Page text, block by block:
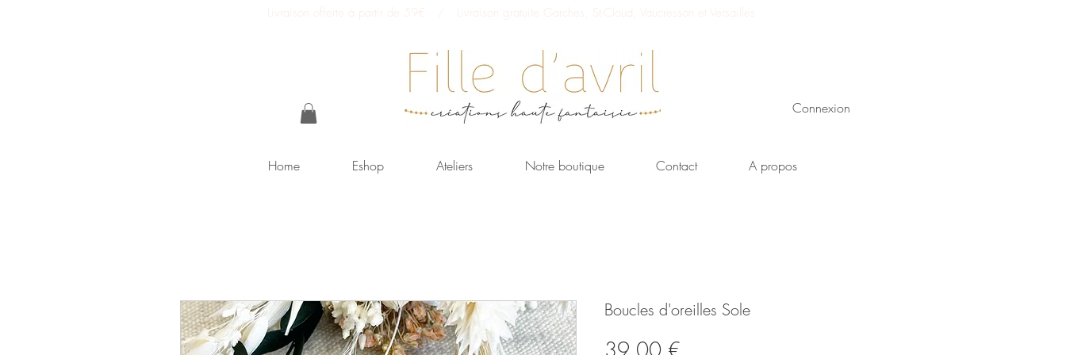
Livraison offerte à partir de 59€ / Livraison gratuite Garches, St-Cloud, Vaucresson et Versailles
Connexion
Home Eshop Ateliers Notre boutique Contact A propos
Boucles d'oreilles Sole